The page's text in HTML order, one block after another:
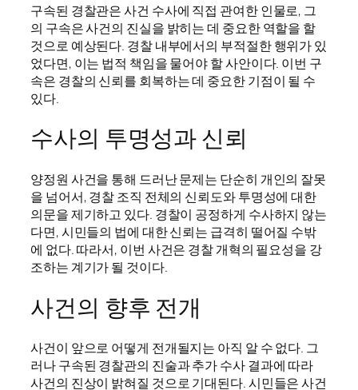
구속된 경찰관은 사건 수사에 직접 관여한 인물로, 그
의 구속은 사건의 진실을 밝히는 데 중요한 역할을 할
것으로 예상된다. 경찰 내부에서의 부적절한 행위가 있
었다면, 이는 법적 책임을 물어야 할 사안이다. 이번 구
속은 경찰의 신뢰를 회복하는 데 중요한 기점이 될 수
있다.
수사의 투명성과 신뢰
양정원 사건을 통해 드러난 문제는 단순히 개인의 잘못
을 넘어서, 경찰 조직 전체의 신뢰도와 투명성에 대한
의문을 제기하고 있다. 경찰이 공정하게 수사하지 않는
다면, 시민들의 법에 대한 신뢰는 급격히 떨어질 수밖
에 없다. 따라서, 이번 사건은 경찰 개혁의 필요성을 강
조하는 계기가 될 것이다.
사건의 향후 전개
사건이 앞으로 어떻게 전개될지는 아직 알 수 없다. 그
러나 구속된 경찰관의 진술과 추가 수사 결과에 따라
사건의 진상이 밝혀질 것으로 기대된다. 시민들은 사건